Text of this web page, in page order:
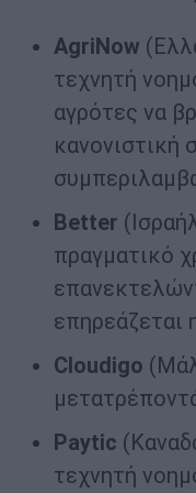
AgriNow
τεχνητή
αγρότες να
κανονιστική
Better
πραγματικό
επηρεάζεται
Cloudigo
Paytic
τεχνητή